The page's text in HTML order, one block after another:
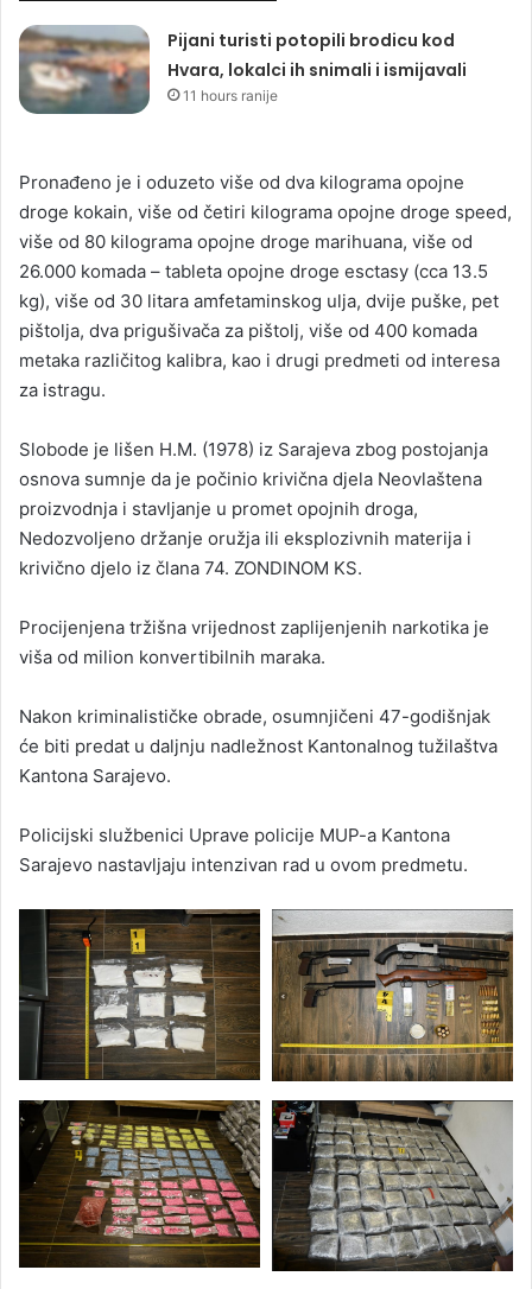
Pijani turisti potopili brodicu kod
Hvara, lokalci ih snimali i ismijavali
11 hours ranije
Pronađeno je i oduzeto više od dva kilograma opojne
droge kokain, više od četiri kilograma opojne droge speed,
više od 80 kilograma opojne droge marihuana, više od
26.000 komada – tableta opojne droge esctasy (cca 13.5
kg), više od 30 litara amfetaminskog ulja, dvije puške, pet
pištolja, dva prigušivača za pištolj, više od 400 komada
metaka različitog kalibra, kao i drugi predmeti od interesa
za istragu.
Slobode je lišen H.M. (1978) iz Sarajeva zbog postojanja
osnova sumnje da je počinio krivična djela Neovlaštena
proizvodnja i stavljanje u promet opojnih droga,
Nedozvoljeno držanje oružja ili eksplozivnih materija i
krivično djelo iz člana 74. ZONDINOM KS.
Procijenjena tržišna vrijednost zaplijenjenih narkotika je
viša od milion konvertibilnih maraka.
Nakon kriminalističke obrade, osumnjičeni 47-godišnjak
će biti predat u daljnju nadležnost Kantonalnog tužilaštva
Kantona Sarajevo.
Policijski službenici Uprave policije MUP-a Kantona
Sarajevo nastavljaju intenzivan rad u ovom predmetu.